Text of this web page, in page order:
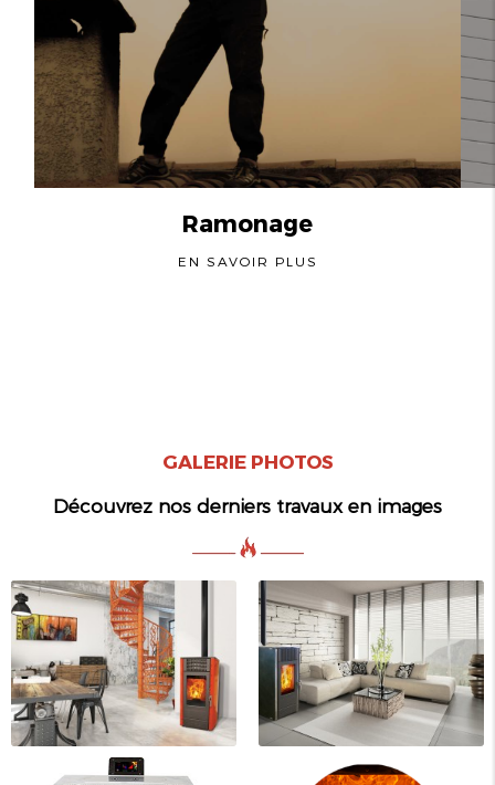
Ramonage
EN SAVOIR PLUS
GALERIE PHOTOS
Découvrez nos derniers travaux en images